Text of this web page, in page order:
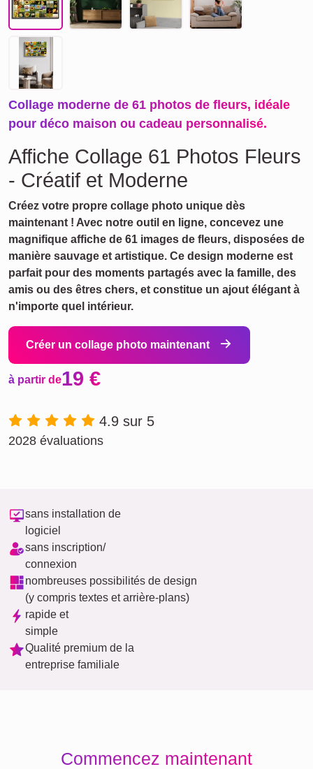
Collage moderne de 61 photos de fleurs, idéale
pour déco maison ou cadeau personnalisé.
Affiche Collage 61 Photos Fleurs
- Créatif et Moderne
Créez votre propre collage photo unique dès
maintenant ! Avec notre outil en ligne, concevez une
magnifique affiche de 61 images de fleurs, disposées de
manière sauvage et artistique. Ce design moderne est
parfait pour des moments partagés avec la famille, des
amis ou des êtres chers, et constitue un ajout élégant à
n'importe quel intérieur.
Créer un collage photo maintenant
à partir de19 €
4.9 sur 5
2028 évaluations
sans installation de
logiciel
sans inscription/
connexion
nombreuses possibilités de design
(y compris textes et arrière-plans)
rapide et
simple
Qualité premium de la
entreprise familiale
Commencez maintenant